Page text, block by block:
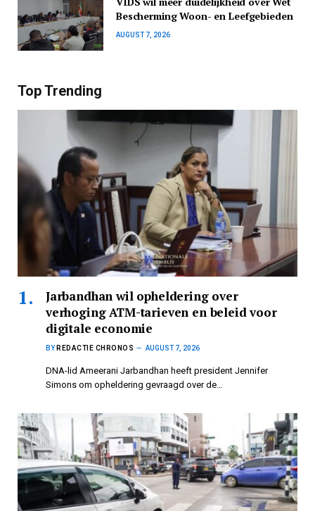
Bescherming Woon- en Leefgebieden
AUGUST 7, 2026
Top Trending
Jarbandhan wil opheldering over
verhoging ATM-tarieven en beleid voor
digitale economie
BY REDACTIE CHRONOS AUGUST 7, 2026
DNA-lid Ameerani Jarbandhan heeft president Jennifer
Simons om opheldering gevraagd over de…